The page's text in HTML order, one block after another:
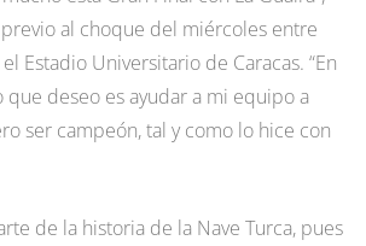
previo al choque del miércoles entre
Estadio Universitario de Caracas. “En
que deseo es ayudar a mi equipo a
ser campeón, tal y como lo hice con
de la historia de la Nave Turca, pues